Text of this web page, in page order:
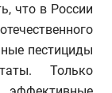
что в России
пестициды
Только